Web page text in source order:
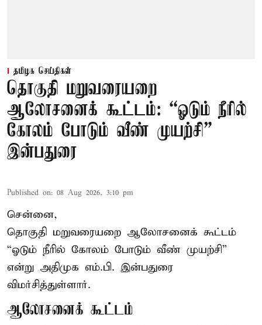
தமிழக செய்திகள்
தொகுதி மறுவரையறை
ஆலோசனைக் கூட்டம்: “ஓடும் நீரில்
கோலம் போடும் வீண் முயற்சி” –
இன்பதுரை
Published on: 08 Aug 2026, 3:10 pm
சென்னை,
தொகுதி மறுவரையறை ஆலோசனைக் கூட்டம்
“ஓடும் நீரில் கோலம் போடும் வீண் முயற்சி”
என்று அதிமுக எம்.பி. இன்பதுரை
விமர்சித்துள்ளார்.
ஆலோசனைக் கூட்டம்